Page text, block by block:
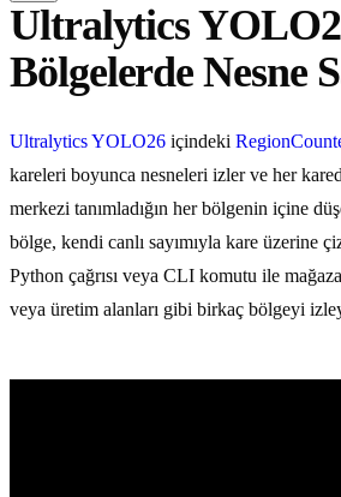
Ultralytics
Bölgelerde Nesne
Ultralytics YOLO26 içindeki
kareleri boyunca nesneleri izler ve her
merkezi tanımladığın her bölgenin içine
bölge, kendi canlı sayımıyla kare üzerine
Python çağrısı veya CLI komutu ile
veya üretim alanları gibi birkaç bölgeyi